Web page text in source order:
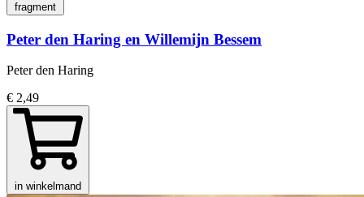
fragment
Peter den Haring en Willemijn Bessem
Peter den Haring
€ 2,49
in winkelmand